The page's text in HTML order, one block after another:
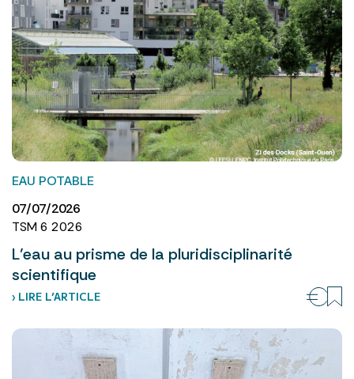
EAU POTABLE
07/07/2026
TSM 6 2026
L’eau au prisme de la pluridisciplinarité
scientifique
› LIRE L’ARTICLE